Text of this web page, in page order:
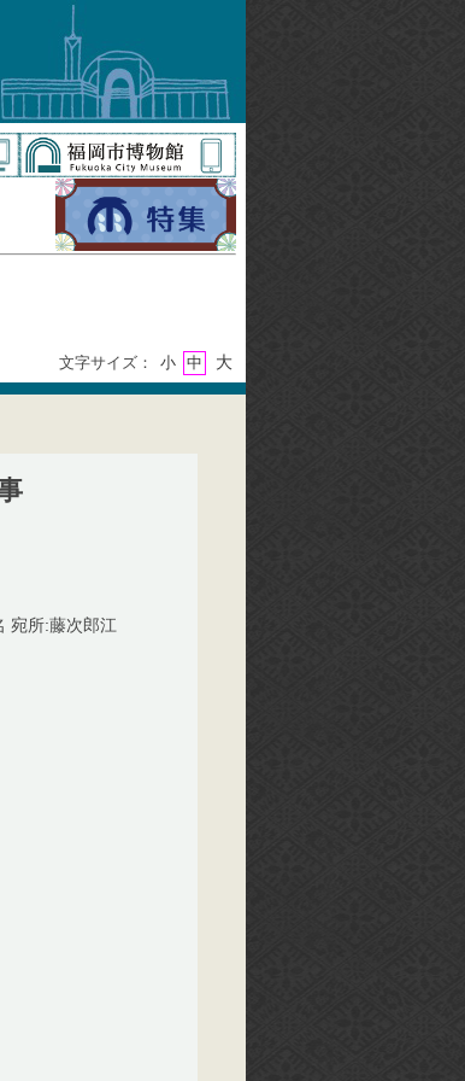
文字サイズ： 小 中 大
宛所:藤次郎江